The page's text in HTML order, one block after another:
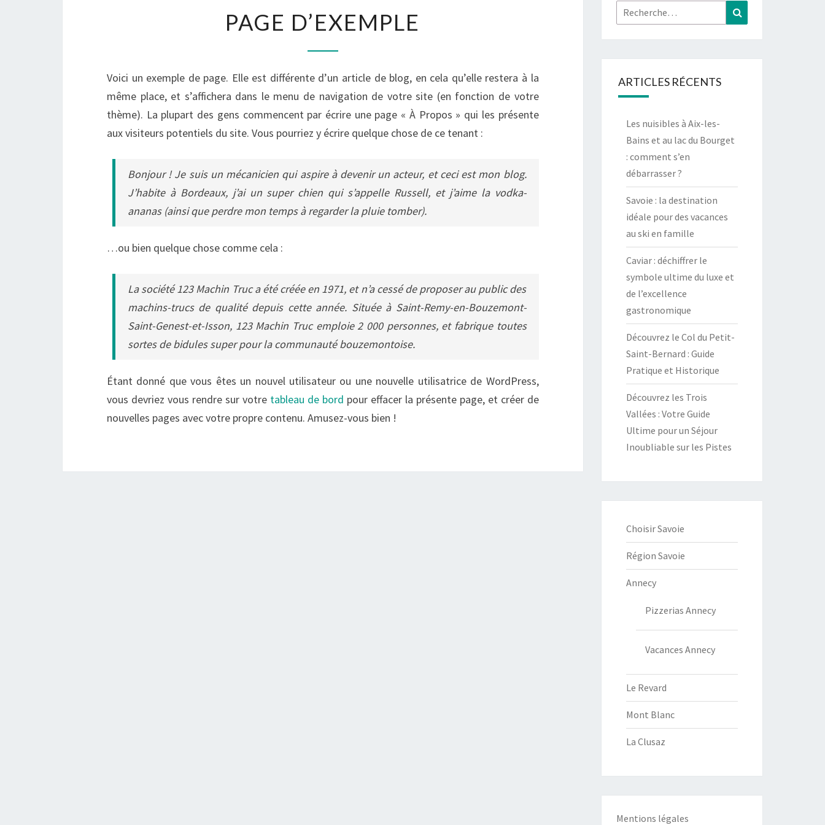
D’EXEMPLE
PAGE D’EXEMPLE
Voici un exemple de page. Elle est différente d’un article de blog, en cela qu’elle restera à la
même place, et s’affichera dans le menu de navigation de votre site (en fonction de votre
thème). La plupart des gens commencent par écrire une page « À Propos » qui les présente
aux visiteurs potentiels du site. Vous pourriez y écrire quelque chose de ce tenant :
Bonjour ! Je suis un mécanicien qui aspire à devenir un acteur, et ceci est mon blog.
J’habite à Bordeaux, j’ai un super chien qui s’appelle Russell, et j’aime la vodka-
ananas (ainsi que perdre mon temps à regarder la pluie tomber).
…ou bien quelque chose comme cela :
La société 123 Machin Truc a été créée en 1971, et n’a cessé de proposer au public des
machins-trucs de qualité depuis cette année. Située à Saint-Remy-en-Bouzemont-
Saint-Genest-et-Isson, 123 Machin Truc emploie 2 000 personnes, et fabrique toutes
sortes de bidules super pour la communauté bouzemontoise.
Étant donné que vous êtes un nouvel utilisateur ou une nouvelle utilisatrice de WordPress,
vous devriez vous rendre sur votre tableau de bord pour effacer la présente page, et créer de
nouvelles pages avec votre propre contenu. Amusez-vous bien !
Rechercher :
ARTICLES RÉCENTS
Les nuisibles à Aix-les-
Bains et au lac du Bourget
: comment s’en
débarrasser ?
Savoie : la destination
idéale pour des vacances
au ski en famille
Caviar : déchiffrer le
symbole ultime du luxe et
de l’excellence
gastronomique
Découvrez le Col du Petit-
Saint-Bernard : Guide
Pratique et Historique
Découvrez les Trois
Vallées : Votre Guide
Ultime pour un Séjour
Inoubliable sur les Pistes
Choisir Savoie
Région Savoie
Annecy
Pizzerias Annecy
Vacances Annecy
Le Revard
Mont Blanc
La Clusaz
Mentions légales